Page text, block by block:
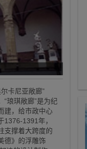
卡尼亚敞廊”
“琅琪敞廊”是为纪
建，给市政中心
1376-1391年，
支撑着大跨度的
德》的浮雕饰